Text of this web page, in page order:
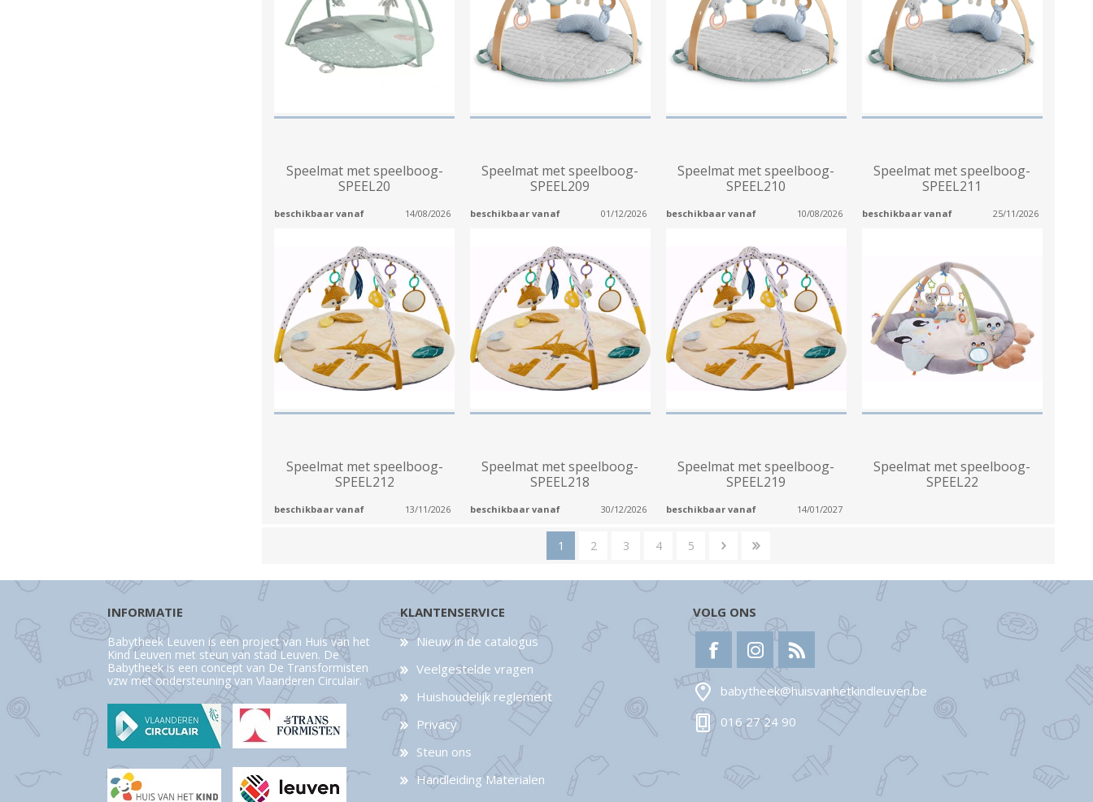
Speelmat met speelboog-
SPEEL20
beschikbaar vanaf 14/08/2026
Speelmat met speelboog-
SPEEL209
beschikbaar vanaf 01/12/2026
Speelmat met speelboog-
SPEEL210
beschikbaar vanaf 10/08/2026
Speelmat met speelboog-
SPEEL211
beschikbaar vanaf 25/11/2026
Speelmat met speelboog-
SPEEL212
beschikbaar vanaf 13/11/2026
Speelmat met speelboog-
SPEEL218
beschikbaar vanaf 30/12/2026
Speelmat met speelboog-
SPEEL219
beschikbaar vanaf 14/01/2027
Speelmat met speelboog-
SPEEL22
1 2 3 4 5
INFORMATIE
Babytheek Leuven is een project van Huis van het
Kind Leuven met steun van stad Leuven. De
Babytheek is een concept van De Transformisten
vzw met ondersteuning van Vlaanderen Circulair.
KLANTENSERVICE
Nieuw in de catalogus
Veelgestelde vragen
Huishoudelijk reglement
Privacy
Steun ons
Handleiding Materialen
VOLG ONS
babytheek@huisvanhetkindleuven.be
016 27 24 90